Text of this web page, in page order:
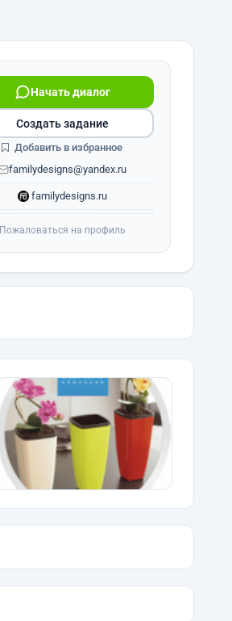
Начать диалог
familydesigns@yandex.ru
familydesigns.ru
Создать задание
Добавить в избранное
Пожаловаться на профиль